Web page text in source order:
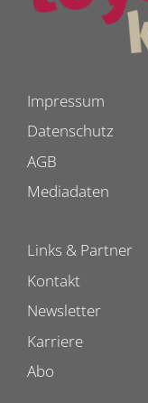
Impressum
Datenschutz
AGB
Mediadaten
Links & Partner
Kontakt
Newsletter
Karriere
Abo